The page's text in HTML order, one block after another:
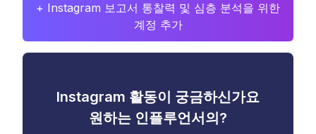
+ Instagram 보고서 통찰력 및 심층 분석을 위한
계정 추가
Instagram 활동이 궁금하신가요
원하는 인플루언서의?